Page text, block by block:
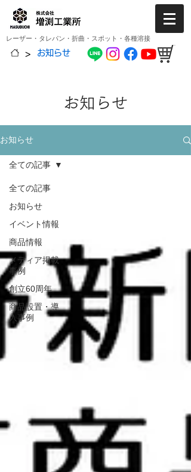
レーザー・タレパン・折曲・スポット・各種溶接
> お知らせ
お知らせ
お知らせ
全ての記事
お知らせ
イベント情報
商品情報
メディア掲載
事例
創立60周年
商品設置・導
入事例
全ての記事